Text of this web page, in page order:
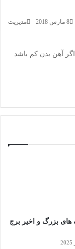
مدیریت 8 مارس 2018
آهن بدن کم باشد
های بزرگ و اخیر برج